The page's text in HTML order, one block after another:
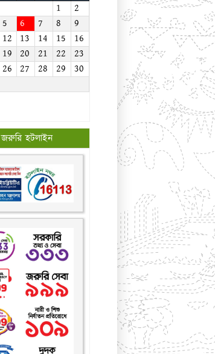
1
2
5 6 7 8
9
12 13 14 15
16
19 20 21 22
23
26 27 28 29
30
জরুরি হটলাইন